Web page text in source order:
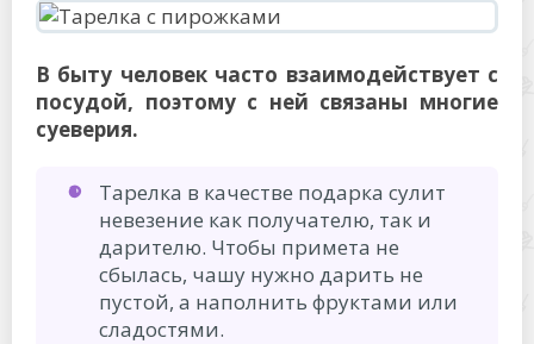
В быту человек часто взаимодействует с
посудой, поэтому с ней связаны многие
суеверия.
Тарелка в качестве подарка сулит
невезение как получателю, так и
дарителю. Чтобы примета не
сбылась, чашу нужно дарить не
пустой, а наполнить фруктами или
сладостями.